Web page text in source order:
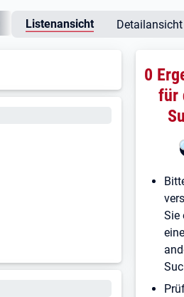
Listenansicht Detailansicht
0
für
Sie